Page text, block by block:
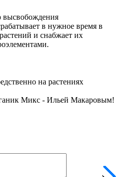
высвобождения
в нужное время в
и снабжает их
на растениях
Микс - Ильей Макаровым!